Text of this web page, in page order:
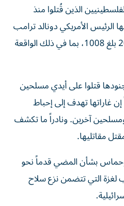
الذين قُتلوا منذ
الرئيس الأمريكي دونالد ترامب
في أكتوبر/ تشرين الأول 2025 بلغ 1008، بما في ذلك الواقعة
قتلوا على أيدي مسلحين
غاراتها تهدف إلى إحباط
آخرين. ونادراً ما تكشف
مقاتليها.
بشأن المضي قدماً ⁠نحو
لغزة التي تتضمن نزع سلاح